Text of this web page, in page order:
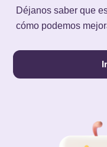
Déjanos saber que
cómo podemos